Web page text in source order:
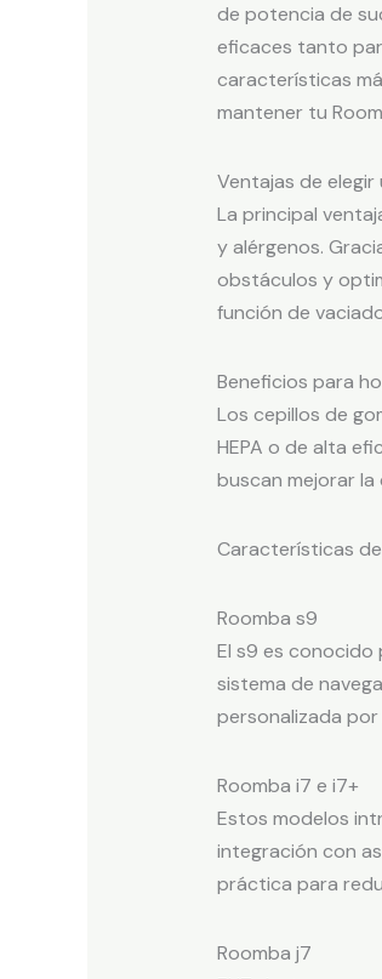
de potencia de
eficaces tanto
características
mantener tu
Ventajas de elegir
La principal
y alérgenos.
obstáculos y
función de
Beneficios para
Los cepillos de
HEPA o de alta
buscan mejorar la
Características
Roomba s9
El s9 es conocido
sistema de
personalizada
Roomba i7 e i7+
Estos modelos
integración con
práctica para
Roomba j7